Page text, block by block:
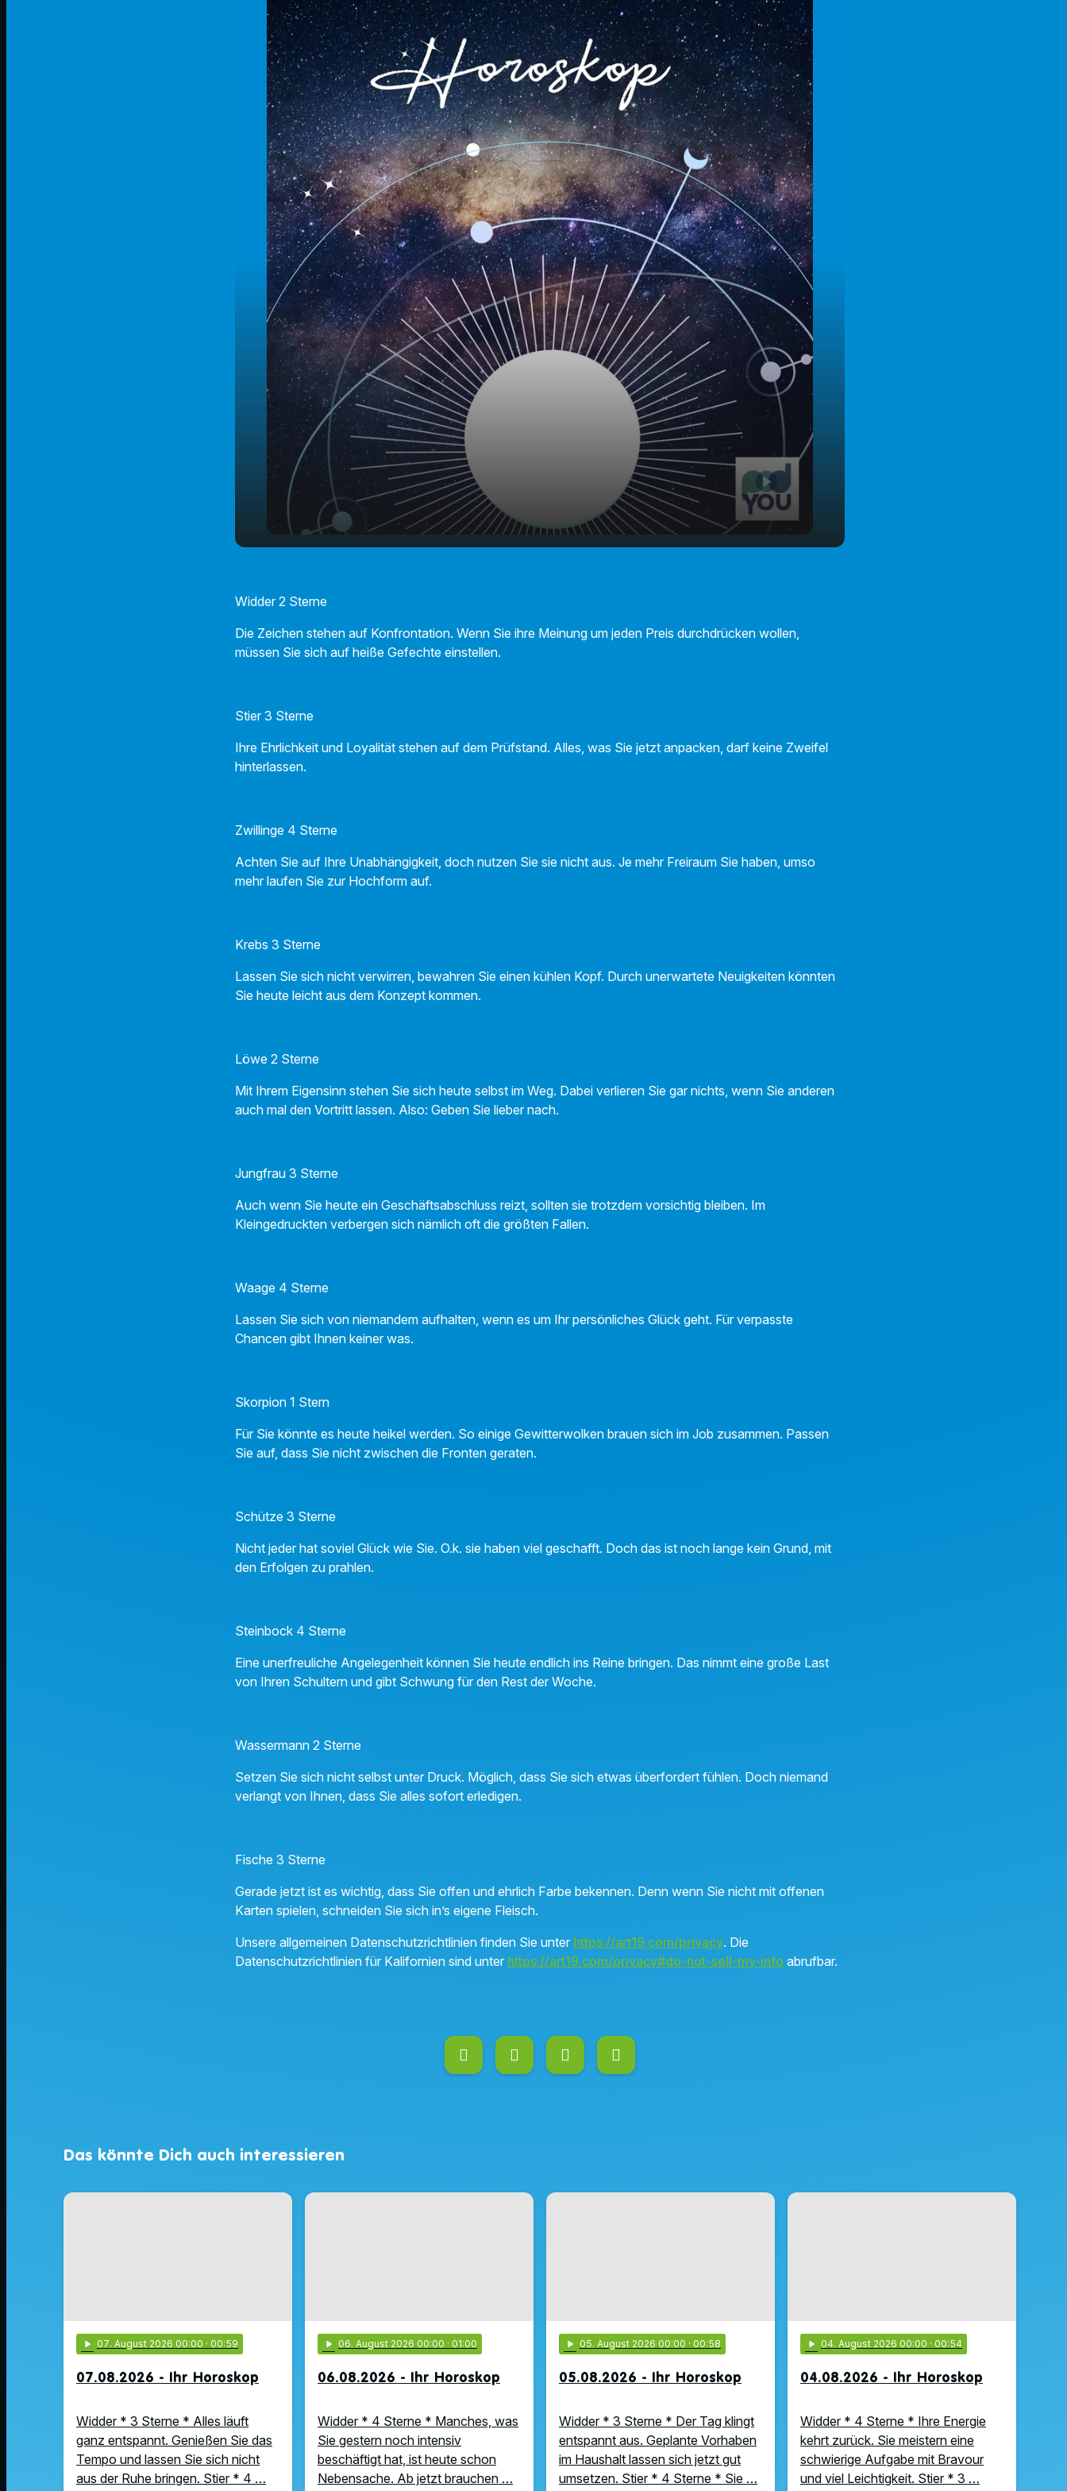
Widder 2 Sterne
Die Zeichen stehen auf Konfrontation. Wenn Sie ihre Meinung um jeden Preis durchdrücken wollen,
müssen Sie sich auf heiße Gefechte einstellen.
Stier 3 Sterne
Ihre Ehrlichkeit und Loyalität stehen auf dem Prüfstand. Alles, was Sie jetzt anpacken, darf keine Zweifel
hinterlassen.
Zwillinge 4 Sterne
Achten Sie auf Ihre Unabhängigkeit, doch nutzen Sie sie nicht aus. Je mehr Freiraum Sie haben, umso
mehr laufen Sie zur Hochform auf.
Krebs 3 Sterne
Lassen Sie sich nicht verwirren, bewahren Sie einen kühlen Kopf. Durch unerwartete Neuigkeiten könnten
Sie heute leicht aus dem Konzept kommen.
Löwe 2 Sterne
Mit Ihrem Eigensinn stehen Sie sich heute selbst im Weg. Dabei verlieren Sie gar nichts, wenn Sie anderen
auch mal den Vortritt lassen. Also: Geben Sie lieber nach.
Jungfrau 3 Sterne
Auch wenn Sie heute ein Geschäftsabschluss reizt, sollten sie trotzdem vorsichtig bleiben. Im
Kleingedruckten verbergen sich nämlich oft die größten Fallen.
Waage 4 Sterne
Lassen Sie sich von niemandem aufhalten, wenn es um Ihr persönliches Glück geht. Für verpasste
Chancen gibt Ihnen keiner was.
Skorpion 1 Stern
Für Sie könnte es heute heikel werden. So einige Gewitterwolken brauen sich im Job zusammen. Passen
Sie auf, dass Sie nicht zwischen die Fronten geraten.
Schütze 3 Sterne
Nicht jeder hat soviel Glück wie Sie. O.k. sie haben viel geschafft. Doch das ist noch lange kein Grund, mit
den Erfolgen zu prahlen.
Steinbock 4 Sterne
Eine unerfreuliche Angelegenheit können Sie heute endlich ins Reine bringen. Das nimmt eine große Last
von Ihren Schultern und gibt Schwung für den Rest der Woche.
Wassermann 2 Sterne
Setzen Sie sich nicht selbst unter Druck. Möglich, dass Sie sich etwas überfordert fühlen. Doch niemand
verlangt von Ihnen, dass Sie alles sofort erledigen.
Fische 3 Sterne
Gerade jetzt ist es wichtig, dass Sie offen und ehrlich Farbe bekennen. Denn wenn Sie nicht mit offenen
Karten spielen, schneiden Sie sich in’s eigene Fleisch.
Unsere allgemeinen Datenschutzrichtlinien finden Sie unter https://art19.com/privacy. Die
Datenschutzrichtlinien für Kalifornien sind unter https://art19.com/privacy#do-not-sell-my-info abrufbar.
Das könnte Dich auch interessieren
play_arrow 07. August 2026 00:00 · 00:59
07.08.2026 - Ihr Horoskop
Widder * 3 Sterne * Alles läuft
ganz entspannt. Genießen Sie das
Tempo und lassen Sie sich nicht
aus der Ruhe bringen. Stier * 4 …
play_arrow 06. August 2026 00:00 · 01:00
06.08.2026 - Ihr Horoskop
Widder * 4 Sterne * Manches, was
Sie gestern noch intensiv
beschäftigt hat, ist heute schon
Nebensache. Ab jetzt brauchen …
play_arrow 05. August 2026 00:00 · 00:58
05.08.2026 - Ihr Horoskop
Widder * 3 Sterne * Der Tag klingt
entspannt aus. Geplante Vorhaben
im Haushalt lassen sich jetzt gut
umsetzen. Stier * 4 Sterne * Sie …
play_arrow 04. August 2026 00:00 · 00:54
04.08.2026 - Ihr Horoskop
Widder * 4 Sterne * Ihre Energie
kehrt zurück. Sie meistern eine
schwierige Aufgabe mit Bravour
und viel Leichtigkeit. Stier * 3 …